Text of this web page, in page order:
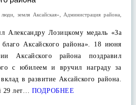
земля Аксайская» Администрация района
Александру Лозицкому медаль «За
Аксайского района». 18 июня
Аксайского района поздравил
с юбилеем и вручил награду за
в развитие Аксайского района.
29 лет… ПОДРОБНЕЕ